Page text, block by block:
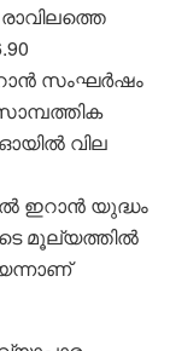
സംഘർഷം
വില
ഇറാൻ യുദ്ധം
മൂല്യത്തിൽ